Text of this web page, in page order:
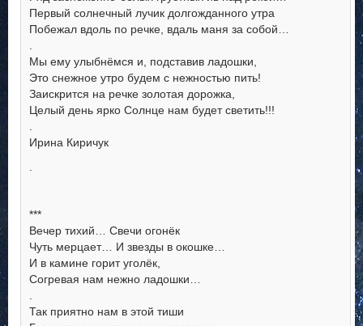
Первый солнечный лучик долгожданного утра
Побежал вдоль по речке, вдаль маня за собой…
Мы ему улыбнёмся и, подставив ладошки,
Это снежное утро будем с нежностью пить!
Заискрится на речке золотая дорожка,
Целый день ярко Солнце нам будет светить!!!
Ирина Киричук
***
Вечер тихий… Свечи огонёк
Чуть мерцает… И звезды в окошке…
И в камине горит уголёк,
Согревая нам нежно ладошки…
.
Так приятно нам в этой тиши